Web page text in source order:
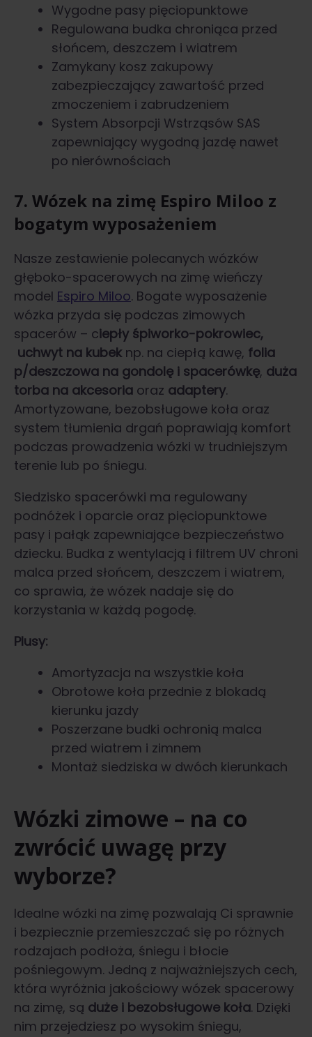
Wygodne pasy pięciopunktowe
Regulowana budka chroniąca przed
słońcem, deszczem i wiatrem
Zamykany kosz zakupowy
zabezpieczający zawartość przed
zmoczeniem i zabrudzeniem
System Absorpcji Wstrząsów SAS
zapewniający wygodną jazdę nawet
po nierównościach
7. Wózek na zimę Espiro Miloo z
bogatym wyposażeniem
Nasze zestawienie polecanych wózków
głęboko-spacerowych na zimę wieńczy
model Espiro Miloo. Bogate wyposażenie
wózka przyda się podczas zimowych
spacerów – ciepły śpiworko-pokrowiec,
uchwyt na kubek np. na ciepłą kawę, folia
p/deszczowa na gondolę i spacerówkę, duża
torba na akcesoria oraz adaptery.
Amortyzowane, bezobsługowe koła oraz
system tłumienia drgań poprawiają komfort
podczas prowadzenia wózki w trudniejszym
terenie lub po śniegu.
Siedzisko spacerówki ma regulowany
podnóżek i oparcie oraz pięciopunktowe
pasy i pałąk zapewniające bezpieczeństwo
dziecku. Budka z wentylacją i filtrem UV chroni
malca przed słońcem, deszczem i wiatrem,
co sprawia, że wózek nadaje się do
korzystania w każdą pogodę.
Plusy:
Amortyzacja na wszystkie koła
Obrotowe koła przednie z blokadą
kierunku jazdy
Poszerzane budki ochronią malca
przed wiatrem i zimnem
Montaż siedziska w dwóch kierunkach
Wózki zimowe – na co
zwrócić uwagę przy
wyborze?
Idealne wózki na zimę pozwalają Ci sprawnie
i bezpiecznie przemieszczać się po różnych
rodzajach podłoża, śniegu i błocie
pośniegowym. Jedną z najważniejszych cech,
która wyróżnia jakościowy wózek spacerowy
na zimę, są duże i bezobsługowe koła. Dzięki
nim przejedziesz po wysokim śniegu,